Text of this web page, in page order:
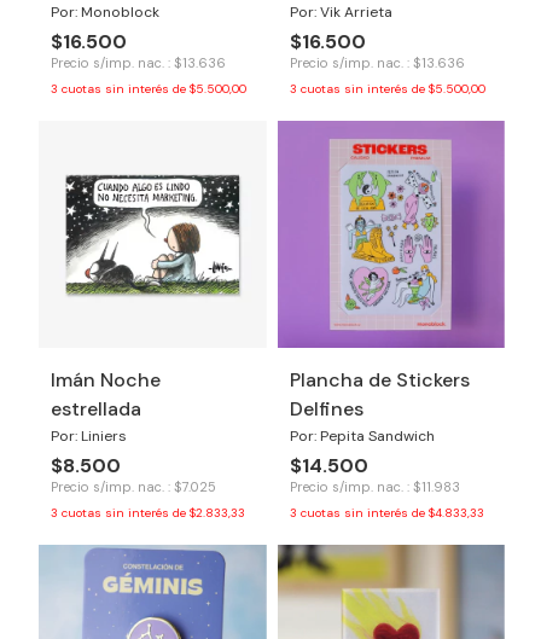
Por: Monoblock
$16.500
Precio s/imp. nac. : $13.636
3 cuotas sin interés de $5.500,00
Por: Vik Arrieta
$16.500
Precio s/imp. nac. : $13.636
3 cuotas sin interés de $5.500,00
Imán Noche
estrellada
Por: Liniers
$8.500
Precio s/imp. nac. : $7.025
3 cuotas sin interés de $2.833,33
Plancha de Stickers
Delfines
Por: Pepita Sandwich
$14.500
Precio s/imp. nac. : $11.983
3 cuotas sin interés de $4.833,33